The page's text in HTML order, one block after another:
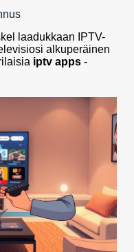
laadukkaan IPTV-
alkuperäinen
iptv apps -